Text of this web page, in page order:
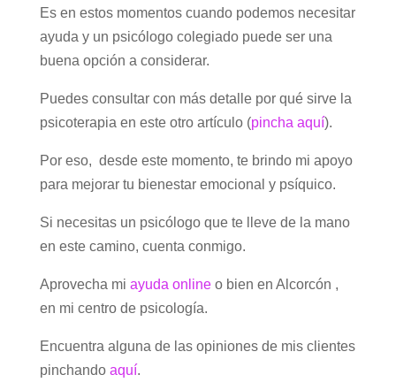
Es en estos momentos cuando podemos necesitar
ayuda y un psicólogo colegiado puede ser una
buena opción a considerar.
Puedes consultar con más detalle por qué sirve la
psicoterapia en este otro artículo (pincha aquí).
Por eso, desde este momento, te brindo mi apoyo
para mejorar tu bienestar emocional y psíquico.
Si necesitas un psicólogo que te lleve de la mano
en este camino, cuenta conmigo.
Aprovecha mi ayuda onlineo bien en Alcorcón ,
en mi centro de psicología.
Encuentra alguna de las opiniones de mis clientes
pinchando aquí.